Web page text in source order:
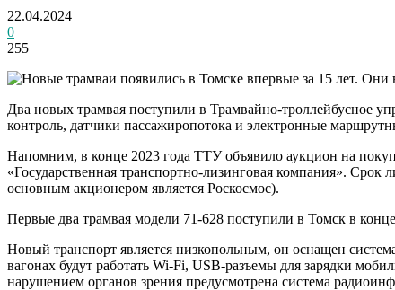
22.04.2024
0
255
Два новых трамвая поступили в Трамвайно-троллейбусное
контроль, датчики пассажиропотока и электронные
Напомним, в конце 2023 года ТТУ объявило аукцион на
«Государственная транспортно-лизинговая компания».
основным акционером является Роскосмос).
Первые два трамвая модели 71-628 поступили в Томск в
Новый транспорт является низкопольным, он оснащен
вагонах будут работать Wi-Fi, USB-разъемы для зарядки
нарушением органов зрения предусмотрена система